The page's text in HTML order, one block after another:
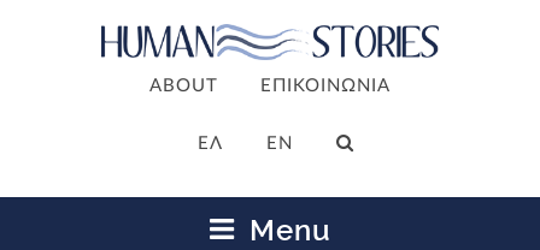
ABOUT ΕΠΙΚΟΙΝΩΝΙΑ
ΕΛ EN
Menu